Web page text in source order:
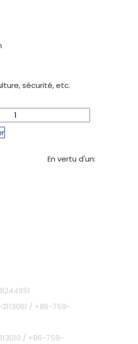
sécurité, etc.
En vertu d'un:
/ +86-759-
/ +86-759-